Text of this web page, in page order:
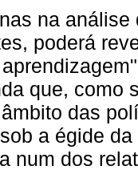
na
poderá
que, como
das
a égide
num dos